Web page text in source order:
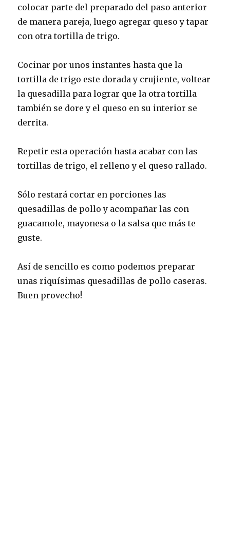
colocar parte del preparado del paso anterior
de manera pareja, luego agregar queso y tapar
con otra tortilla de trigo.
Cocinar por unos instantes hasta que la
tortilla de trigo este dorada y crujiente, voltear
la quesadilla para lograr que la otra tortilla
también se dore y el queso en su interior se
derrita.
Repetir esta operación hasta acabar con las
tortillas de trigo, el relleno y el queso rallado.
Sólo restará cortar en porciones las
quesadillas de pollo y acompañar las con
guacamole, mayonesa o la salsa que más te
guste.
Así de sencillo es como podemos preparar
unas riquísimas quesadillas de pollo caseras.
Buen provecho!